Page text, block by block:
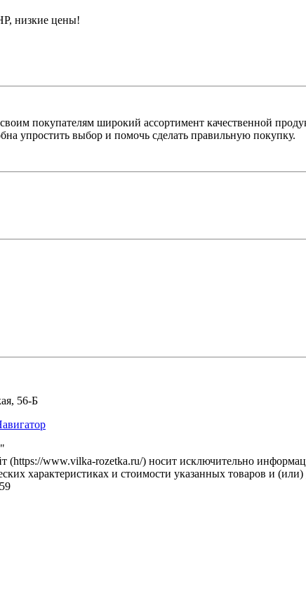
низкие цены!
покупателям широкий ассортимент качественной
упростить выбор и помочь сделать правильную покупку.
56-Б
www.vilka-rozetka.ru/) носит исключительно
характеристиках и стоимости указанных товаров и